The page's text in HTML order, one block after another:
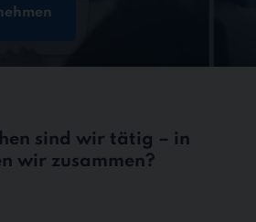
sind wir tätig – in
wir zusammen?